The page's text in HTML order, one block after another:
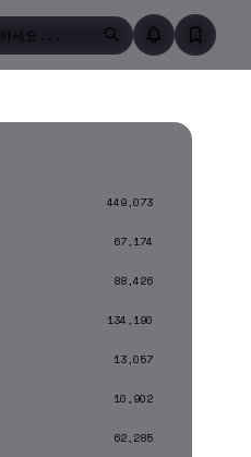
449,073
67,174
88,426
134,190
13,057
10,902
62,285